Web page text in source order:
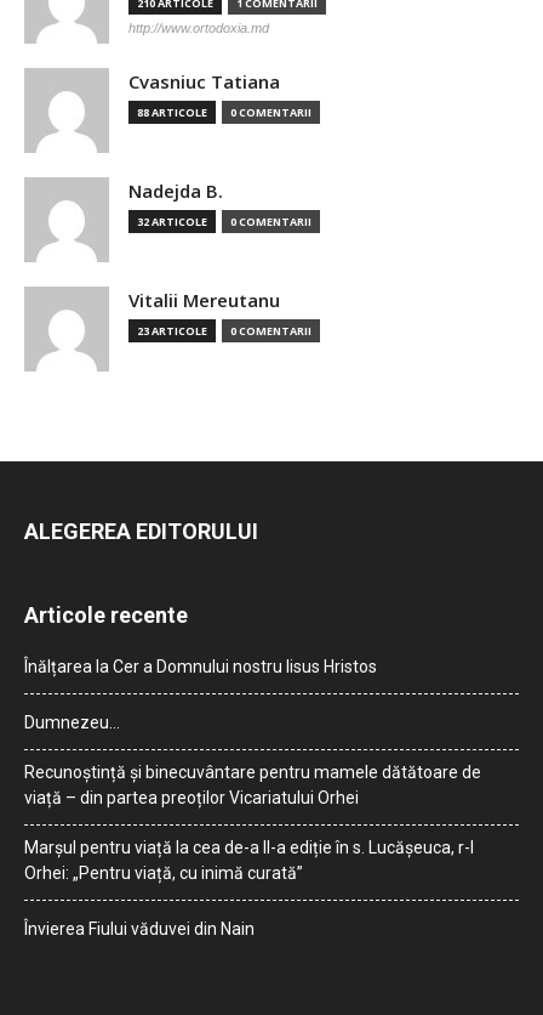
210 ARTICOLE 1 COMENTARII
http://www.ortodoxia.md
Cvasniuc Tatiana
88 ARTICOLE 0 COMENTARII
Nadejda B.
32 ARTICOLE 0 COMENTARII
Vitalii Mereutanu
23 ARTICOLE 0 COMENTARII
ALEGEREA EDITORULUI
Articole recente
Înălțarea la Cer a Domnului nostru Iisus Hristos
Dumnezeu…
Recunoștință și binecuvântare pentru mamele dătătoare de
viață – din partea preoților Vicariatului Orhei
Marșul pentru viață la cea de-a II-a ediție în s. Lucășeuca, r-l
Orhei: „Pentru viață, cu inimă curată”
Învierea Fiului văduvei din Nain